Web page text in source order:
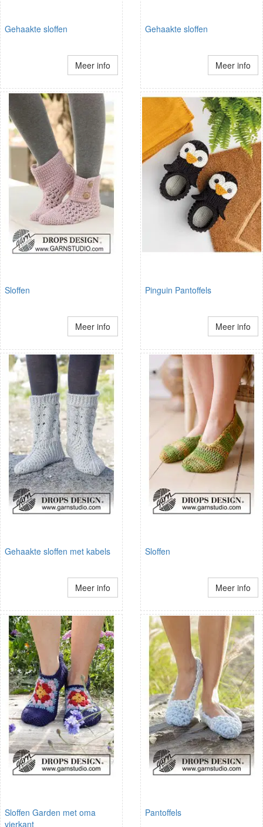
Gehaakte sloffen
Meer info
Gehaakte sloffen
Meer info
Sloffen
Meer info
Pinguin Pantoffels
Meer info
Gehaakte sloffen met kabels
Meer info
Sloffen
Meer info
Sloffen Garden met oma
vierkant
Pantoffels